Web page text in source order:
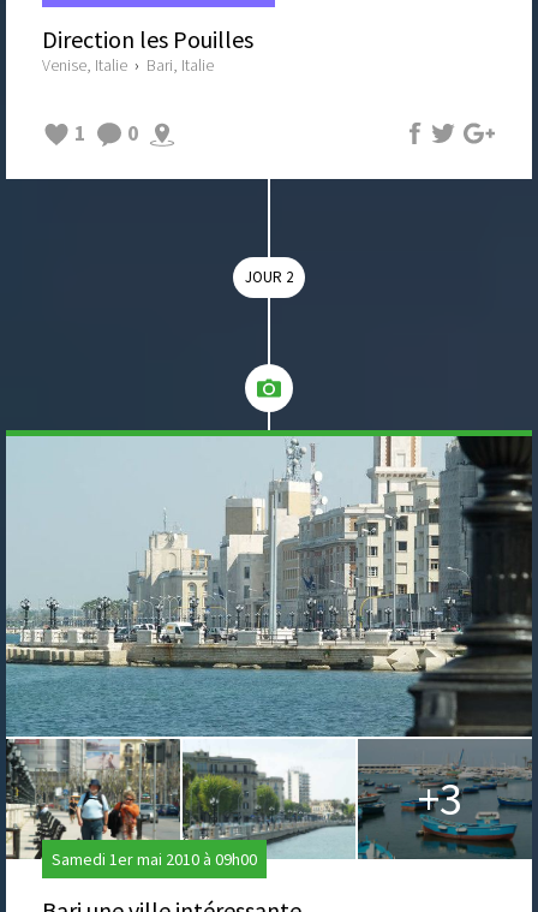
Direction les Pouilles
Venise, Italie › Bari, Italie
1 0
JOUR 2
+3
Samedi 1er mai 2010 à 09h00